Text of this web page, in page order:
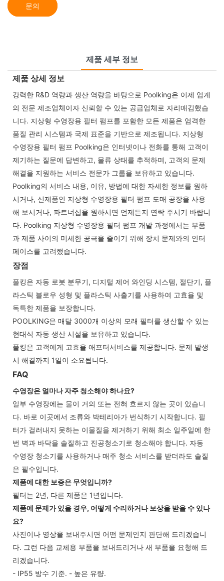
문의
제품 세부 정보
제품 상세 정보
강력한 R&D 역량과 생산 역량을 바탕으로 Poolking은 이제 업계
의 전문 제조업체이자 신뢰할 수 있는 공급업체로 자리매김했습
니다. 지상형 수영장용 필터 펌프를 포함한 모든 제품은 엄격한
품질 관리 시스템과 국제 표준을 기반으로 제조됩니다. 지상형
수영장용 필터 펌프 Poolking은 인터넷이나 전화를 통해 고객이
제기하는 질문에 답변하고, 물류 상태를 추적하며, 고객의 문제
해결을 지원하는 서비스 전문가 그룹을 보유하고 있습니다.
Poolking의 서비스 내용, 이유, 방법에 대한 자세한 정보를 원하
시거나, 신제품인 지상형 수영장용 필터 펌프 도매 공장을 사용
해 보시거나, 파트너십을 원하시면 언제든지 연락 주시기 바랍니
다. Poolking 지상형 수영장용 필터 펌프 개발 과정에서는 부품
과 제품 사이의 미세한 공극을 줄이기 위해 장치 문제와의 인터
페이스를 고려했습니다.
장점
풀킹은 자동 로봇 분무기, 디지털 제어 와인딩 시스템, 절단기, 플
라스틱 블로우 성형 및 플라스틱 사출기를 사용하여 고효율 및
독특한 제품을 보장합니다.
POOLKING은 매달 3000개 이상의 모래 필터를 생산할 수 있는
현대식 자동 생산 시설을 보유하고 있습니다.
풀킹은 고객에게 고효율 애프터서비스를 제공합니다. 문제 발생
시 해결까지 1일이 소요됩니다.
FAQ
수영장은 얼마나 자주 청소해야 하나요?
일부 수영장에는 물이 거의 또는 전혀 흐르지 않는 곳이 있습니
다. 바로 이곳에서 조류와 박테리아가 번식하기 시작합니다. 필
터가 걸러내지 못하는 이물질을 제거하기 위해 최소 일주일에 한
번 벽과 바닥을 솔질하고 진공청소기로 청소해야 합니다. 자동
수영장 청소기를 사용하거나 매주 청소 서비스를 받더라도 솔질
은 필수입니다.
제품에 대한 보증은 무엇입니까?
필터는 2년, 다른 제품은 1년입니다.
제품에 문제가 있을 경우, 어떻게 수리하거나 보상을 받을 수 있나
요?
사진이나 영상을 보내주시면 어떤 문제인지 판단해 드리겠습니
다. 그런 다음 교체용 부품을 보내드리거나 새 부품을 요청해 드
리겠습니다.
- IP55 방수 기준. - 높은 유량.